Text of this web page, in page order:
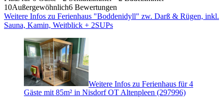
10Außergewöhnlich6 Bewertungen
Weitere Infos zu Ferienhaus "Boddenidyll" zw. Darß & Rügen, inkl.
Sauna, Kamin, Weitblick + 2SUPs
Weitere Infos zu Ferienhaus für 4
Gäste mit 85m² in Nisdorf OT Altenpleen (297996)